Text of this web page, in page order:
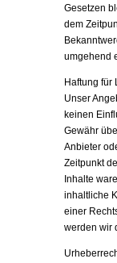
Gesetzen
dem
umgehend
Haftung für
Unser
keinen
Gewähr
Anbieter
Zeitpunkt
Inhalte
inhaltliche
einer
werden wir